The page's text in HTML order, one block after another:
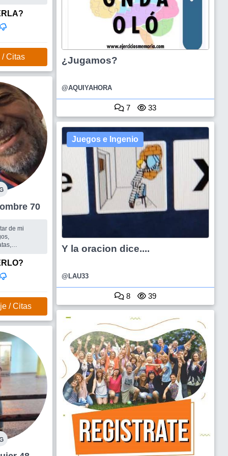
Citas
Hombre 70
de mi
sensible,
salir a
/ Citas
¿Jugamos?
@AQUIYAHORA
7 33
Juegos e Ingenio
Y la oracion dice....
@LAU33
8 39